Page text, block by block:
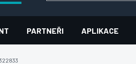
PARTNEŘI APLIKACE